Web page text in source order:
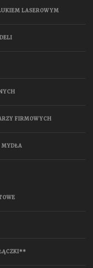
LASEROWYM
FIRMOWYCH
MYDŁA